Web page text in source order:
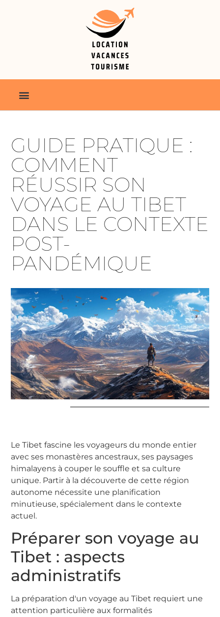
GUIDE PRATIQUE :
COMMENT
RÉUSSIR SON
VOYAGE AU TIBET
DANS LE CONTEXTE
POST-
PANDÉMIQUE
Le Tibet fascine les voyageurs du monde entier
avec ses monastères ancestraux, ses paysages
himalayens à couper le souffle et sa culture
unique. Partir à la découverte de cette région
autonome nécessite une planification
minutieuse, spécialement dans le contexte
actuel.
Préparer son voyage au
Tibet : aspects
administratifs
La préparation d'un voyage au Tibet requiert une
attention particulière aux formalités